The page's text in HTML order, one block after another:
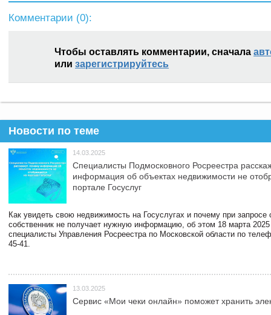
Комментарии (0):
Чтобы оставлять комментарии, сначала
или зарегистрируйтесь
Новости по теме
14.03.2025
Специалисты Подмосковного Росреестра
информация об объектах недвижимости не
портале Госуслуг
Как увидеть свою недвижимость на Госуслугах и почему при запросе
собственник не получает нужную информацию, об этом 18 марта 2025
специалисты Управления Росреестра по Московской области по
45-41.
13.03.2025
Сервис «Мои чеки онлайн» поможет хранить